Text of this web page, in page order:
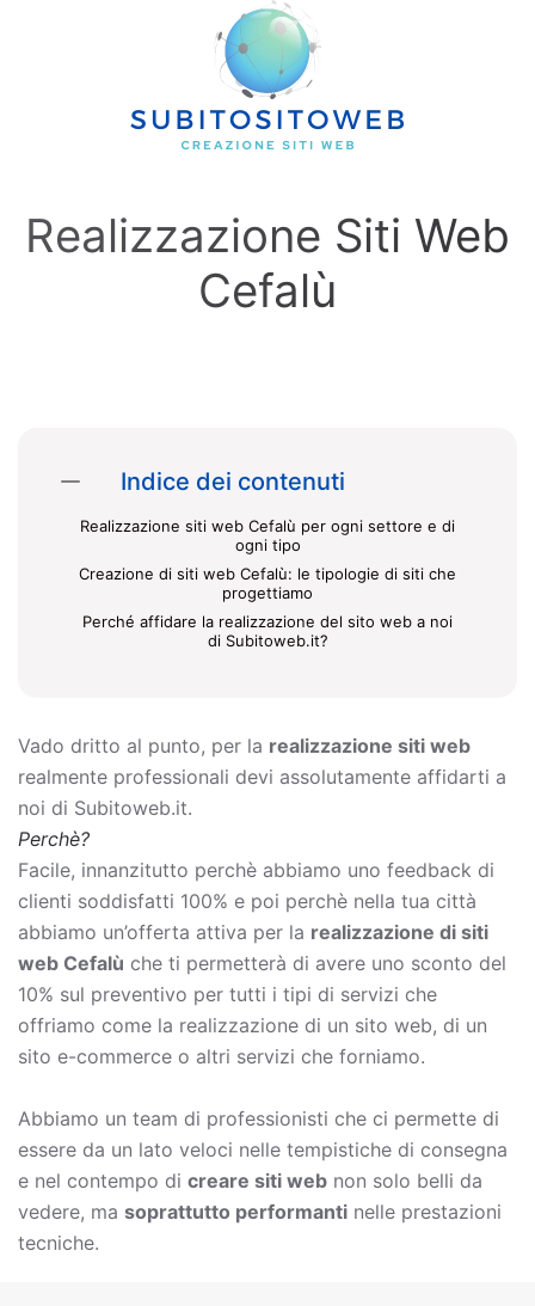
Skip to main content
Realizzazione Siti Web
Cefalù
Indice dei contenuti
Realizzazione siti web Cefalù per ogni settore e di
ogni tipo
Creazione di siti web Cefalù: le tipologie di siti che
progettiamo
Perché affidare la realizzazione del sito web a noi
di Subitoweb.it?
Vado dritto al punto, per la realizzazione siti web
realmente professionali devi assolutamente affidarti a
noi di Subitoweb.it.
Perchè?
Facile, innanzitutto perchè abbiamo uno feedback di
clienti soddisfatti 100% e poi perchè nella tua città
abbiamo un’offerta attiva per la realizzazione di siti
web Cefalù che ti permetterà di avere uno sconto del
10% sul preventivo per tutti i tipi di servizi che
offriamo come la realizzazione di un sito web, di un
sito e-commerce o altri servizi che forniamo.
Abbiamo un team di professionisti che ci permette di
essere da un lato veloci nelle tempistiche di consegna
e nel contempo di creare siti web non solo belli da
vedere, ma soprattutto performanti nelle prestazioni
tecniche.